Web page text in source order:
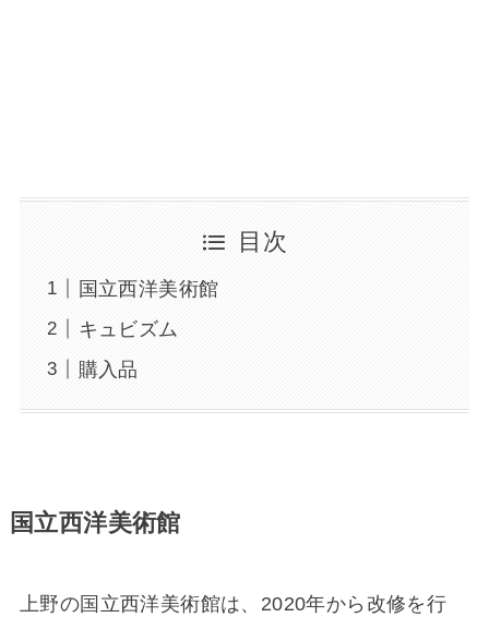
目次
国立西洋美術館
キュビズム
購入品
国立西洋美術館
上野の国立西洋美術館は、2020年から改修を行